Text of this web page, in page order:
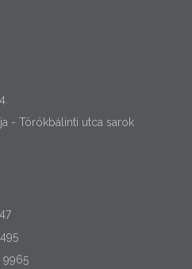
- Törökbálinti utca sarok
9965